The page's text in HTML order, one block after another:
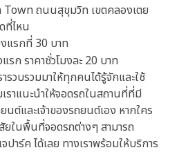
ถนนสุขุมวิท เขตคลองเตย
ที่ไหน
แรกที่ 30 บาท
รก ราคาชั่วโมงละ 20 บาท
รวบรวมมาให้ทุกคนได้รู้จักและใช้
ราแนะนำให้จอดรถในสถานที่ที่มี
ต์และเจ้าของรถยนต์เอง หากใคร
ในพื้นที่จอดรถต่างๆ สามารถ
ปาร์ค ได้เลย ทางเราพร้อมให้บริการ